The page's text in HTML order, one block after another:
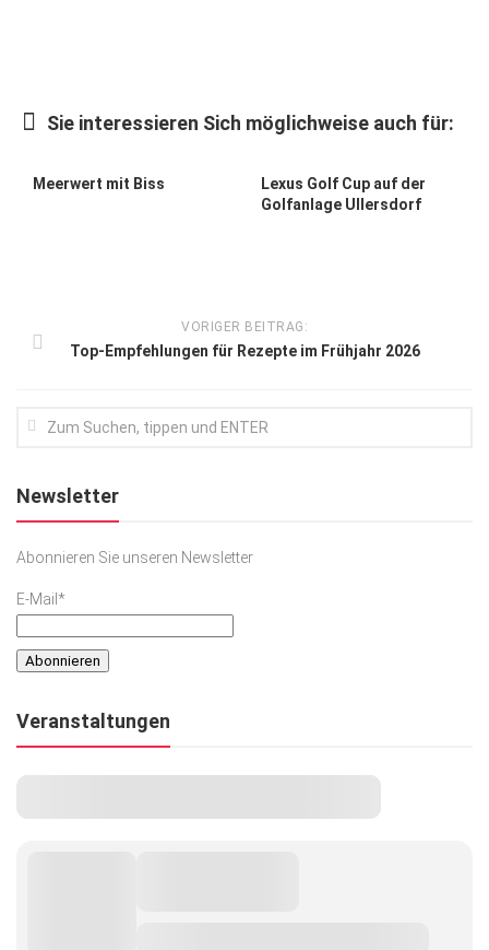
Ausflug & Reise
Top Branchen
Sie interessieren Sich möglichweise auch für:
Meerwert mit Biss
Lexus Golf Cup auf der
Golfanlage Ullersdorf
VORIGER BEITRAG:
Top-Empfehlungen für Rezepte im Frühjahr 2026
Newsletter
Abonnieren Sie unseren Newsletter
E-Mail*
Veranstaltungen